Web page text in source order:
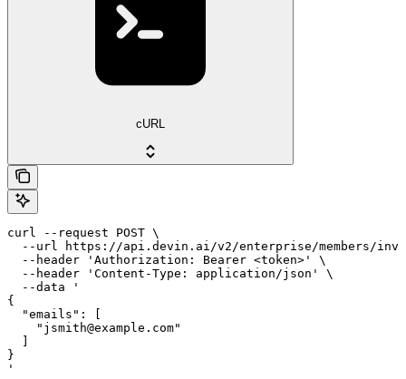
cURL
curl --request POST \
--url https://api.devin.ai/v2/enterprise/members/
  --header 'Authorization: Bearer <token>' \
  --header 'Content-Type: application/json' \
  --data '
{
  "emails": [
    "jsmith@example.com"
  ]
}
'